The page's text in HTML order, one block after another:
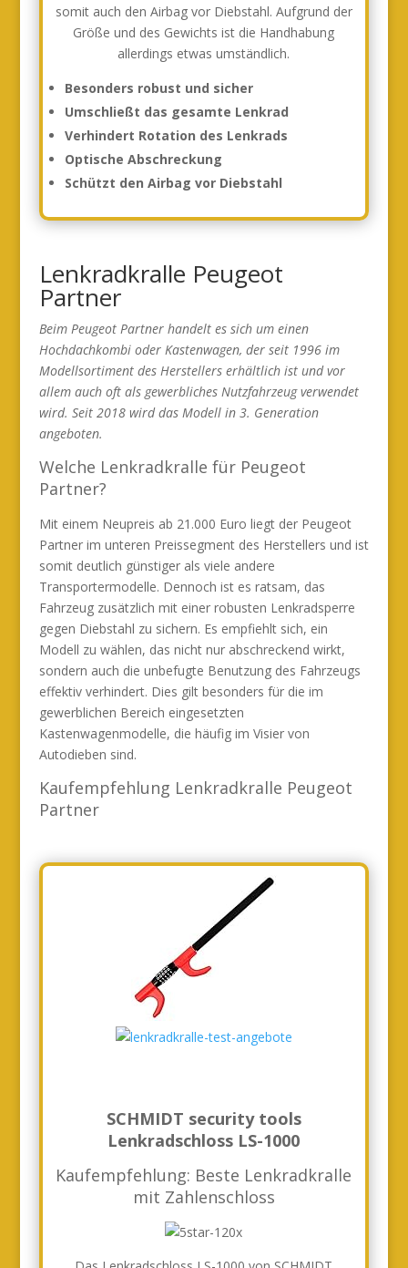
somit auch den Airbag vor Diebstahl. Aufgrund der
Größe und des Gewichts ist die Handhabung
allerdings etwas umständlich.
Besonders robust und sicher
Umschließt das gesamte Lenkrad
Verhindert Rotation des Lenkrads
Optische Abschreckung
Schützt den Airbag vor Diebstahl
Lenkradkralle Peugeot
Partner
Beim Peugeot Partner handelt es sich um einen
Hochdachkombi oder Kastenwagen, der seit 1996 im
Modellsortiment des Herstellers erhältlich ist und vor
allem auch oft als gewerbliches Nutzfahrzeug verwendet
wird. Seit 2018 wird das Modell in 3. Generation
angeboten.
Welche Lenkradkralle für Peugeot
Partner?
Mit einem Neupreis ab 21.000 Euro liegt der Peugeot
Partner im unteren Preissegment des Herstellers und ist
somit deutlich günstiger als viele andere
Transportermodelle. Dennoch ist es ratsam, das
Fahrzeug zusätzlich mit einer robusten Lenkradsperre
gegen Diebstahl zu sichern. Es empfiehlt sich, ein
Modell zu wählen, das nicht nur abschreckend wirkt,
sondern auch die unbefugte Benutzung des Fahrzeugs
effektiv verhindert. Dies gilt besonders für die im
gewerblichen Bereich eingesetzten
Kastenwagenmodelle, die häufig im Visier von
Autodieben sind.
Kaufempfehlung Lenkradkralle Peugeot
Partner
SCHMIDT security tools
Lenkradschloss LS-1000
Kaufempfehlung: Beste Lenkradkralle
mit Zahlenschloss